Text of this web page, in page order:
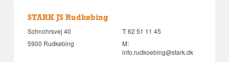
STARK JS Rudkøbing
Schnohrsvej 40
5900 Rudkøbing
T:62 51 11 45
M:
info.rudkoebing@stark.dk